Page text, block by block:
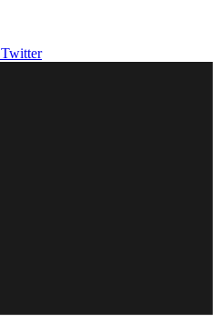
Twitter